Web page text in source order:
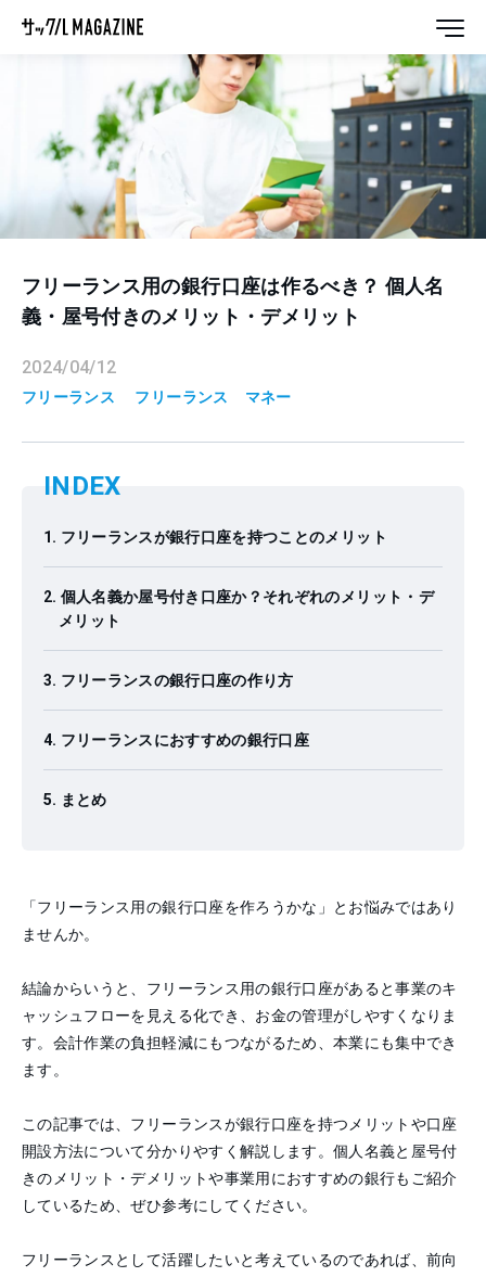
フリーランス用の銀行口座は作るべき？ 個人名
義・屋号付きのメリット・デメリット
2024/04/12
フリーランス フリーランス マネー
INDEX
フリーランスが銀行口座を持つことのメリット
個人名義か屋号付き口座か？それぞれのメリット・デ
メリット
フリーランスの銀行口座の作り方
フリーランスにおすすめの銀行口座
まとめ
「フリーランス用の銀行口座を作ろうかな」とお悩みではあり
ませんか。
結論からいうと、フリーランス用の銀行口座があると事業のキ
ャッシュフローを見える化でき、お金の管理がしやすくなりま
す。会計作業の負担軽減にもつながるため、本業にも集中でき
ます。
この記事では、フリーランスが銀行口座を持つメリットや口座
開設方法について分かりやすく解説します。個人名義と屋号付
きのメリット・デメリットや事業用におすすめの銀行もご紹介
しているため、ぜひ参考にしてください。
フリーランスとして活躍したいと考えているのであれば、前向